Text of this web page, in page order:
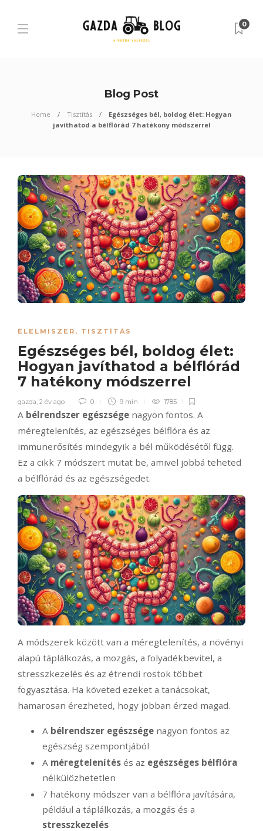
0
Blog Post
Home Tisztítás
Egészséges bél, boldog élet: Hogyan
javíthatod a bélflórád 7 hatékony módszerrel
ÉLELMISZER , TISZTÍTÁS
Egészséges bél, boldog élet:
Hogyan javíthatod a bélflórád
7 hatékony módszerrel
gazda, 2 év ago 0 9 min 1785
A bélrendszer egészsége nagyon fontos. A
méregtelenítés, az egészséges bélflóra és az
immunerősítés mindegyik a bél működésétől függ.
Ez a cikk 7 módszert mutat be, amivel jobbá teheted
a bélflórád és az egészségedet.
A módszerek között van a méregtelenítés, a növényi
alapú táplálkozás, a mozgás, a folyadékbevitel, a
stresszkezelés és az étrendi rostok többet
fogyasztása. Ha követed ezeket a tanácsokat,
hamarosan érezheted, hogy jobban érzed magad.
A bélrendszer egészsége nagyon fontos az
egészség szempontjából
A méregtelenítés és az egészséges bélflóra
nélkülözhetetlen
7 hatékony módszer van a bélflóra javítására,
például a táplálkozás, a mozgás és a
stresszkezelés